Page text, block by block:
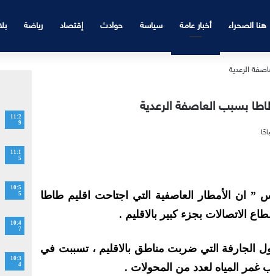
هنا الصحراء أخبار عامة سياسة حوادث إقتصاد رياضة
بسبب العاصفة الرعدية
ان الأمطار العاصفية التي اجتاحت اقليم طاطا
الاتصالات بجزء كبير بالاقليم .
الجارفة التي ضربت مناطق بالاقليم ، تسببت في
غمر المياه لعدد من المحولات .
11:2
9
11:1
5
10:5
5
10:4
7
10:3
4